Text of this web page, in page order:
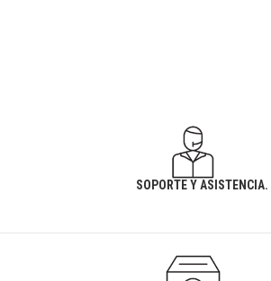
SOPORTE Y ASISTENCIA.